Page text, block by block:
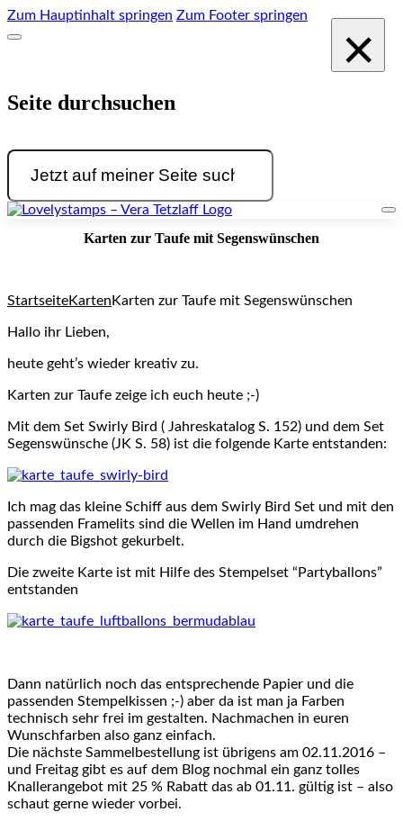
Zum Hauptinhalt springen Zum Footer springen
Seite durchsuchen
Suchen
×
Karten zur Taufe mit Segenswünschen
StartseiteKarten Karten zur Taufe mit Segenswünschen
Hallo ihr Lieben,
heute geht’s wieder kreativ zu.
Karten zur Taufe zeige ich euch heute ;-)
Mit dem Set Swirly Bird ( Jahreskatalog S. 152) und dem Set
Segenswünsche (JK S. 58) ist die folgende Karte entstanden:
Ich mag das kleine Schiff aus dem Swirly Bird Set und mit den
passenden Framelits sind die Wellen im Hand umdrehen
durch die Bigshot gekurbelt.
Die zweite Karte ist mit Hilfe des Stempelset “Partyballons”
entstanden
Dann natürlich noch das entsprechende Papier und die
passenden Stempelkissen ;-) aber da ist man ja Farben
technisch sehr frei im gestalten. Nachmachen in euren
Wunschfarben also ganz einfach.
Die nächste Sammelbestellung ist übrigens am 02.11.2016 –
und Freitag gibt es auf dem Blog nochmal ein ganz tolles
Knallerangebot mit 25 % Rabatt das ab 01.11. gültig ist – also
schaut gerne wieder vorbei.